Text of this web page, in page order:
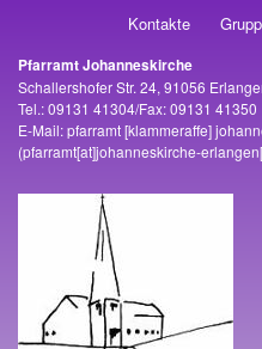
Kontakte
Adresse
Pfarramt Johanneskirche
Schallershofer Str. 24, 91056
Tel.: 09131 41304/Fax: 09131 41350
E-Mail:pfarramt[klammeraffe]
(pfarramt[at]johanneskirche-